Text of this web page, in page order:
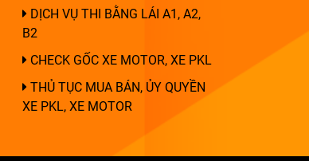
DỊCH VỤ THI BẰNG LÁI A1, A2,
B2
CHECK GỐC XE MOTOR, XE PKL
THỦ TỤC MUA BÁN, ỦY QUYỀN
XE PKL, XE MOTOR